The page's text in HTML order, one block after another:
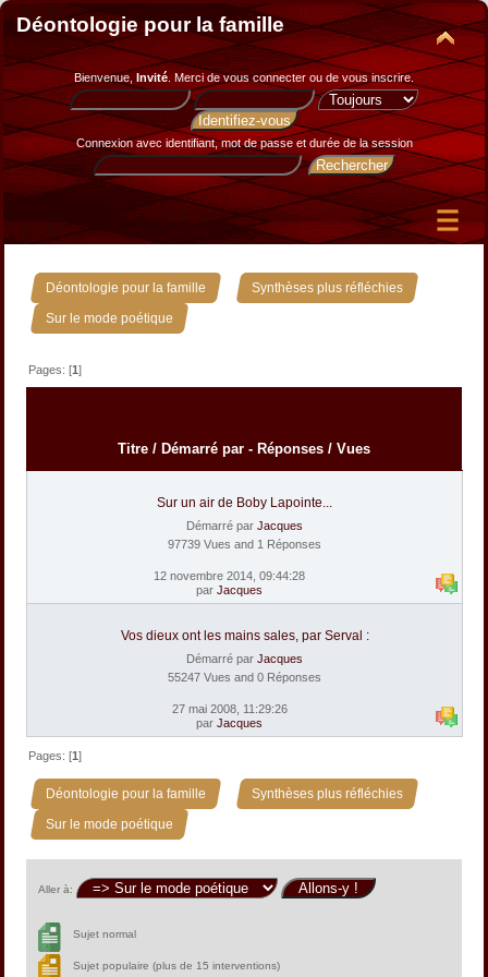
Déontologie pour la famille
Bienvenue, Invité. Merci devous connecter ou de vous inscrire.
Connexion avec identifiant, mot de passe et durée de la session
Déontologie pour la famille » Synthèses plus réfléchies »
Sur le mode poétique
Pages: [1]
Titre / Démarré par - Réponses / Vues
Sur un air de Boby Lapointe...
Démarré par Jacques
97739 Vues and 1 Réponses
12 novembre 2014, 09:44:28
par Jacques
Vos dieux ont les mains sales, par Serval :
Démarré par Jacques
55247 Vues and 0 Réponses
27 mai 2008, 11:29:26
par Jacques
Pages: [1]
Déontologie pour la famille » Synthèses plus réfléchies »
Sur le mode poétique
Aller à:
Sujet normal
Sujet populaire (plus de 15 interventions)